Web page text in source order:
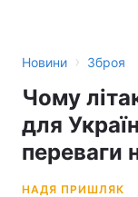
Новини › Зброя
Чому
для
переваги
НАДЯ ПРИШЛЯК